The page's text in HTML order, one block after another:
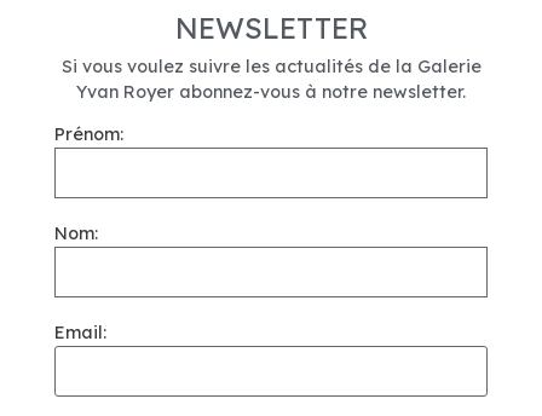
NEWSLETTER
Si vous voulez suivre les actualités de la Galerie
Yvan Royer abonnez-vous à notre newsletter.
Prénom:
Nom:
Email: